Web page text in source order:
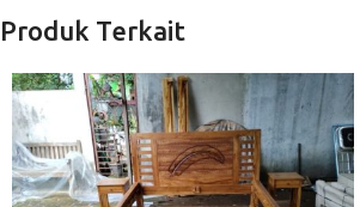
Produk Terkait